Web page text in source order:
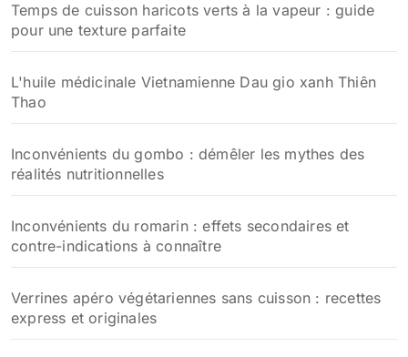
Temps de cuisson haricots verts à la vapeur : guide
pour une texture parfaite
L'huile médicinale Vietnamienne Dau gio xanh Thiên
Thao
Inconvénients du gombo : démêler les mythes des
réalités nutritionnelles
Inconvénients du romarin : effets secondaires et
contre-indications à connaître
Verrines apéro végétariennes sans cuisson : recettes
express et originales